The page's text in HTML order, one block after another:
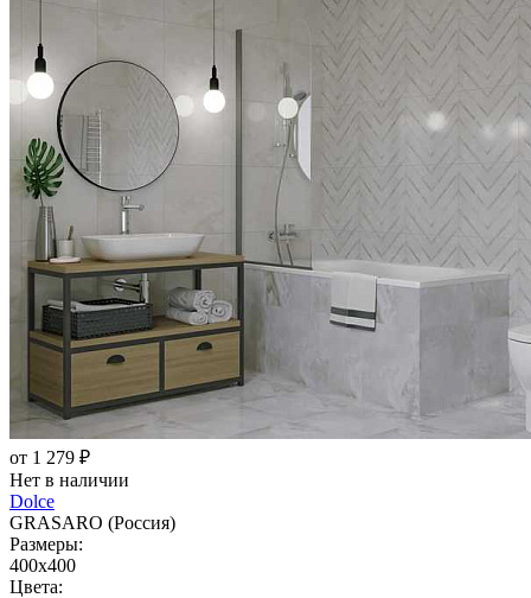
от 1 279 ₽
Нет в наличии
Dolce
GRASARO (Россия)
Размеры:
400x400
Цвета: